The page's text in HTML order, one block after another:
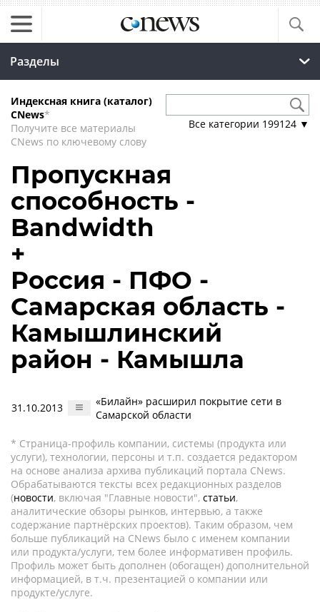
Разделы
Индексная книга (каталог)
CNews*
Получите все материалы
CNews по ключевому слову
Все категории 199124 ▼
Пропускная
способность -
Bandwidth
+
Россия - ПФО -
Самарская область -
Камышлинский
район - Камышла
31.10.2013
«Билайн» расширил покрытие сети в
Самарской области
* Страница-профиль компании, системы (продукта или
услуги), технологии, персоны и т.п. создается редактором
на основе анализа архива публикаций портала CNews.
Обрабатываются тексты всех редакционных разделов
(новости, включая "Главные новости", статьи,
аналитические обзоры рынков, интервью, а также
содержание партнёрских проектов). Таким образом, чем
больше публикаций на CNews было с именем компании
или продукта/услуги, тем более информативен профиль.
Профиль может быть дополнен (обогащен) дополнительной
информацией, в т.ч. презентацией о компании или
продукте/услуге.